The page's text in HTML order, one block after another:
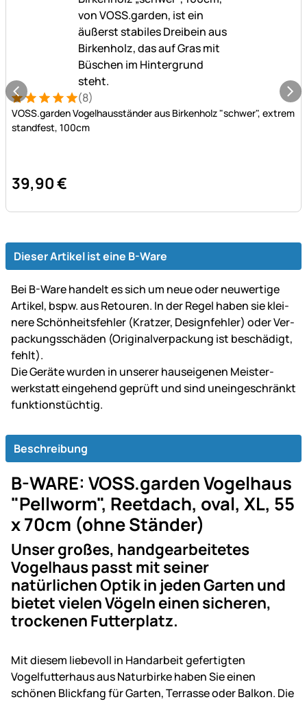
Bewertung: 5 von 5 (8 Bewertungen)
8 Bewertungen
(8)
VOSS.garden Vogelhausständer aus Birkenholz "schwer", extrem
standfest, 100cm
39,90€
Dieser Artikel ist eine B-Ware
Bei B-Ware handelt es sich um neue oder neu­wer­tige
Artikel, bspw. aus Retouren. In der Regel haben sie klei­
ne­re Schön­heits­fehler (Kratzer, Design­fehler) oder Ver­
packungs­schäden (Original­ver­packung ist be­schä­digt,
fehlt).
Die Geräte wurden in unserer haus­ei­ge­nen Mei­ster­
werk­statt ein­gehend ge­prüft und sind un­ein­ge­schränkt
funk­tions­tüch­tig.
Beschreibung
B-WARE: VOSS.garden Vogelhaus
"Pellworm", Reetdach, oval, XL, 55
x 70cm (ohne Ständer)
Unser großes, handgearbeitetes
Vogelhaus passt mit seiner
natürlichen Optik in jeden Garten und
bietet vielen Vögeln einen sicheren,
trockenen Futterplatz.
Mit diesem liebevoll in Handarbeit gefertigten
Vogelfutterhaus aus Naturbirke haben Sie einen
schönen Blickfang für Garten, Terrasse oder Balkon. Die